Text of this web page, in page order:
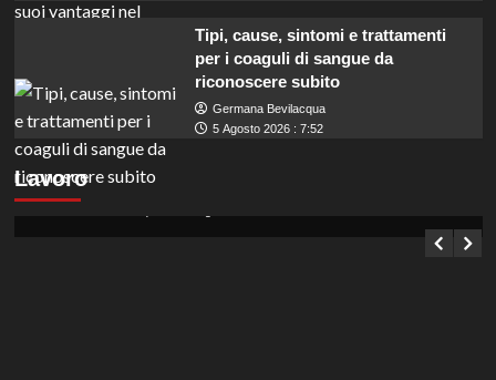
Tipi, cause, sintomi e trattamenti
per i coaguli di sangue da
riconoscere subito
Germana Bevilacqua
5 Agosto 2026 : 7:52
Lavoro
Lavoro per insegnanti con INDIRE: guadagna
200 euro al giorno in selezione pubblica.